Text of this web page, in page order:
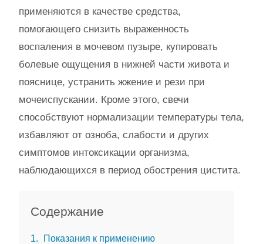
применяются в качестве средства,
помогающего снизить выраженность
воспаления в мочевом пузыре, купировать
болевые ощущения в нижней части живота и
пояснице, устранить жжение и рези при
мочеиспускании. Кроме этого, свечи
способствуют нормализации температуры тела,
избавляют от озноба, слабости и других
симптомов интоксикации организма,
наблюдающихся в период обострения цистита.
Содержание
1
Показания к применению